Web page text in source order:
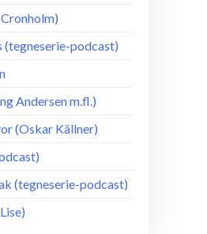
(tegneserie-podcast)
Andersen m.fl.)
(Oskar Källner)
(tegneserie-podcast)